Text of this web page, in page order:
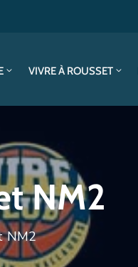
VIVRE À ROUSSET
NM2
NM2